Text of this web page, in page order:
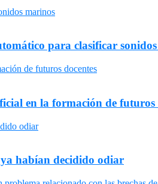
para clasificar
en la formación de futuros
habían decidido odiar